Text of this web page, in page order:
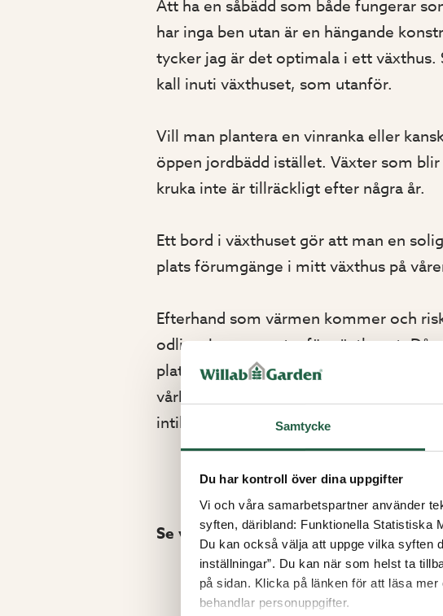
Samtycke
Du har kontroll över dina uppgifter
Vi och våra samarbetspartner använder
syften, däribland: Funktionella Statistiska
Du kan också välja att uppge vilka syften
inställningar”. Du kan när som helst ta
på sidan. Klicka på länken för att läsa
behandlar personuppgifter.
Att ha en såbädd som både fungerar
har inga ben utan är en hängande
tycker jag är det optimala i ett
kall inuti växthuset, som utanför.
Vill man plantera en vinranka eller
öppen jordbädd istället. Växter som
kruka inte är tillräckligt efter några år.
Ett bord i växthuset gör att man en
plats förumgänge i mitt växthus på
Efterhand som värmen kommer och
odlingskragarna utanför växthuset. Då
plats för familjen i växthuset. Det
vårkväll och känna jordiga dofter,
intill oslagbart.
Se vårt sortiment av